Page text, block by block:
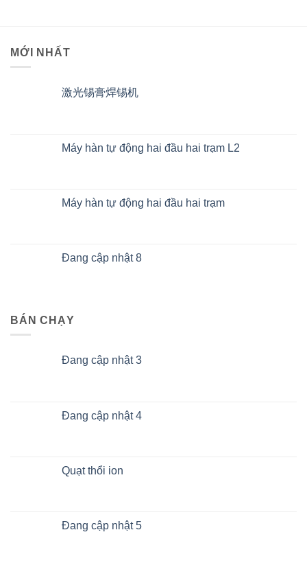
MỚI NHẤT
激光锡膏焊锡机
Máy hàn tự động hai đầu hai trạm L2
Máy hàn tự động hai đầu hai trạm
Đang cập nhật 8
BÁN CHẠY
Đang cập nhật 3
Đang cập nhật 4
Quạt thổi ion
Đang cập nhật 5